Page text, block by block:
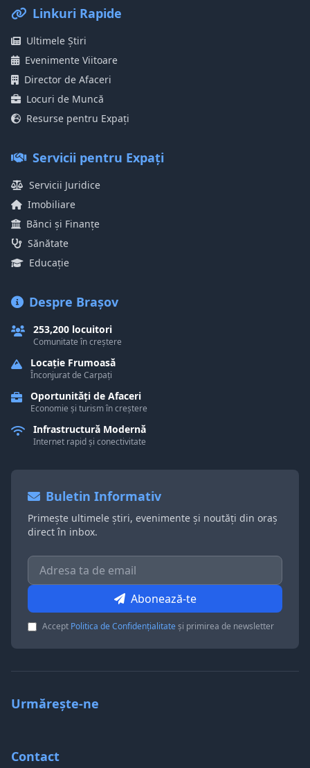
Linkuri Rapide
Ultimele Știri
Evenimente Viitoare
Director de Afaceri
Locuri de Muncă
Resurse pentru Expați
Servicii pentru Expați
Servicii Juridice
Imobiliare
Bănci și Finanțe
Sănătate
Educație
Despre Brașov
253,200 locuitori
Comunitate în creștere
Locație Frumoasă
Înconjurat de Carpați
Oportunități de Afaceri
Economie și turism în creștere
Infrastructură Modernă
Internet rapid și conectivitate
Buletin Informativ
Primește ultimele știri, evenimente și noutăți din oraș
direct în inbox.
Abonează-te
Accept Politica de Confidențialitateși primirea de newsletter
Urmărește-ne
Contact